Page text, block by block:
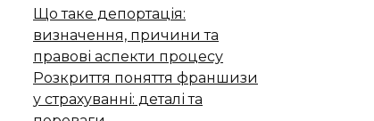
Що таке депортація:
визначення, причини та
правові аспекти процесу
Розкриття поняття франшизи
у страхуванні: деталі та